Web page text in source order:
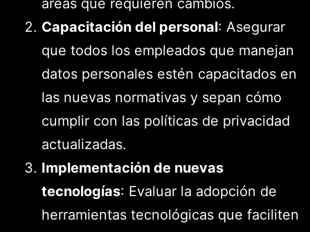
áreas que requieren cambios.
Capacitación del personal: Asegurar
que todos los empleados que manejan
datos personales estén capacitados en
las nuevas normativas y sepan cómo
cumplir con las políticas de privacidad
actualizadas.
Implementación de nuevas
tecnologías: Evaluar la adopción de
herramientas tecnológicas que faciliten